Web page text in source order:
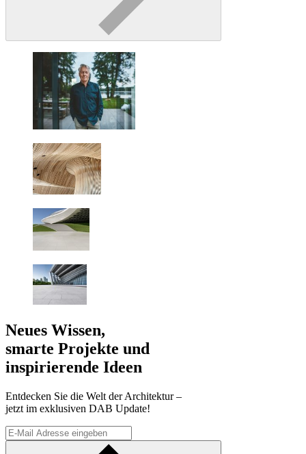
Neues Wissen,
smarte Projekte und
inspirierende Ideen
Entdecken Sie die Welt der Architektur –
jetzt im exklusiven DAB Update!